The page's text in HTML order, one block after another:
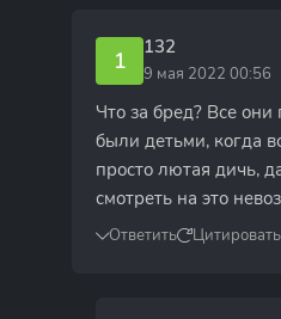
1 132
9 мая 2022 00:56
Что за бред? Все
были детьми, когда
просто лютая дичь,
смотреть на это
Ответить Цитировать